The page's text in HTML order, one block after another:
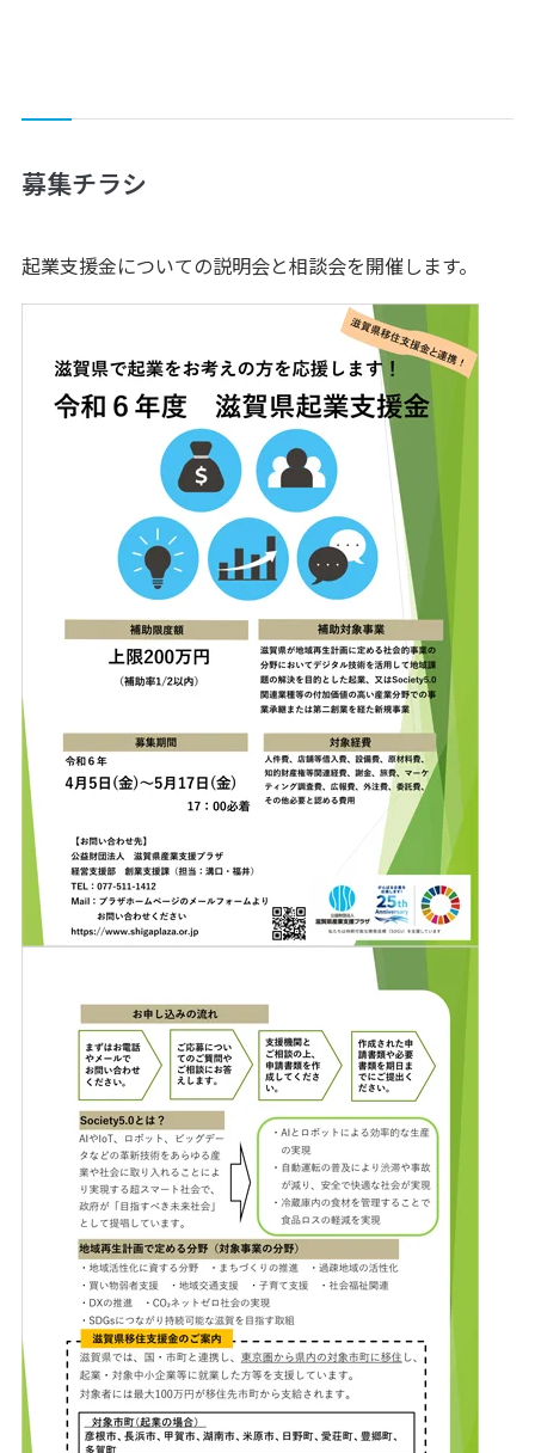
募集チラシ
起業支援金についての説明会と相談会を開催します。